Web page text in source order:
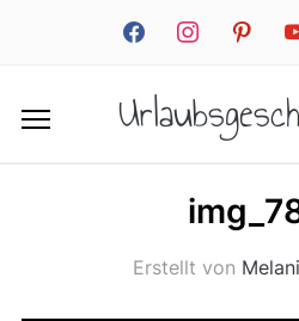
facebookinstagrampinterest
Erstellt von